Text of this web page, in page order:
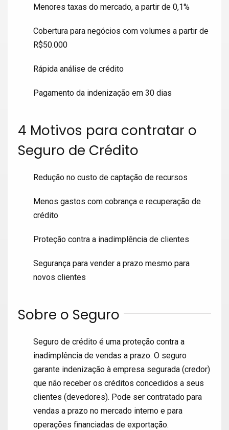
Menores taxas do mercado, a partir de 0,1%
Cobertura para negócios com volumes a partir de
R$50.000
Rápida análise de crédito
Pagamento da indenização em 30 dias
4 Motivos para contratar o
Seguro de Crédito
Redução no custo de captação de recursos
Menos gastos com cobrança e recuperação de
crédito
Proteção contra a inadimplência de clientes
Segurança para vender a prazo mesmo para
novos clientes
Sobre o Seguro
Seguro de crédito é uma proteção contra a
inadimplência de vendas a prazo. O seguro
garante indenização à empresa segurada (credor)
que não receber os créditos concedidos a seus
clientes (devedores). Pode ser contratado para
vendas a prazo no mercado interno e para
operações financiadas de exportação.